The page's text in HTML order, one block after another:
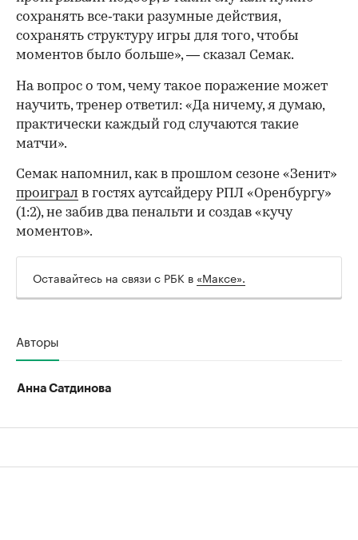
сохранять все‑таки разумные действия,
сохранять структуру игры для того, чтобы
моментов было больше», — сказал Семак.
На вопрос о том, чему такое поражение может
научить, тренер ответил: «Да ничему, я думаю,
практически каждый год случаются такие
матчи».
Семак напомнил, как в прошлом сезоне «Зенит»
проиграл в гостях аутсайдеру РПЛ «Оренбургу»
(1:2), не забив два пенальти и создав «кучу
моментов».
Оставайтесь на связи с РБК в «Максе».
Авторы
Анна Сатдинова